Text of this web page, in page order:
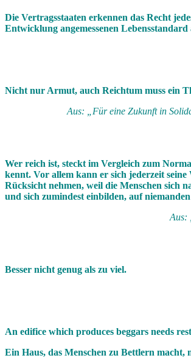
Die Vertragsstaaten erkennen das Recht
Entwicklung angemessenen Lebensstandard
Nicht nur Armut, auch Reichtum muss ein
Aus: „Für eine Zukunft in
Wer reich ist, steckt im Vergleich zum
kennt. Vor allem kann er sich jederzeit
Rücksicht nehmen, weil die Menschen sich
und sich zumindest einbilden, auf
Aus:
Besser nicht genug als zu viel.
An edifice which produces beggars needs
Ein Haus, das Menschen zu Bettlern macht,